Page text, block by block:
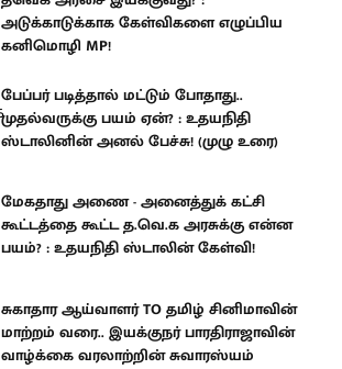
அடுக்காடுக்காக கேள்விகளை எழுப்பிய
கனிமொழி MP!
பேப்பர் படித்தால் மட்டும் போதாது..
முதல்வருக்கு பயம் ஏன்? : உதயநிதி
ஸ்டாலினின் அனல் பேச்சு! (முழு உரை)
மேகதாது அணை - அனைத்துக் கட்சி
கூட்டத்தை கூட்ட த.வெ.க அரசுக்கு என்ன
பயம்? : உதயநிதி ஸ்டாலின் கேள்வி!
சுகாதார ஆய்வாளர் TO தமிழ் சினிமாவின்
மாற்றம் வரை.. இயக்குநர் பாரதிராஜாவின்
வாழ்க்கை வரலாற்றின் சுவாரஸ்யம்